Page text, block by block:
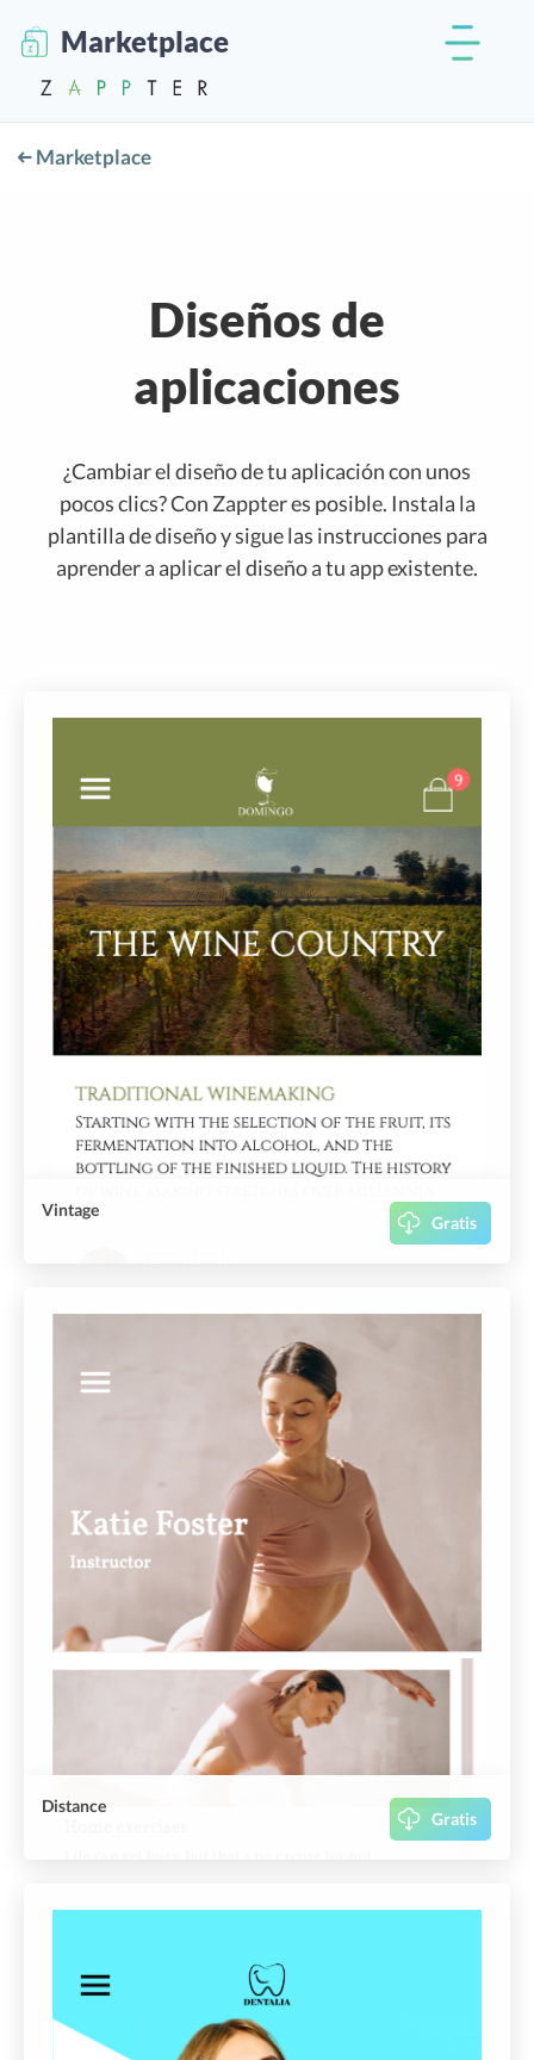
Marketplace
Marketplace
Diseños de
aplicaciones
¿Cambiar el diseño de tu aplicación con unos
pocos clics? Con Zappter es posible. Instala la
plantilla de diseño y sigue las instrucciones para
aprender a aplicar el diseño a tu app existente.
Vintage
Gratis
Distance
Gratis